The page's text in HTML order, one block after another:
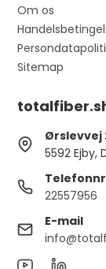
Om os
Sitemap
Ørslevvej
5592 Ejby,
22557956
E-mail